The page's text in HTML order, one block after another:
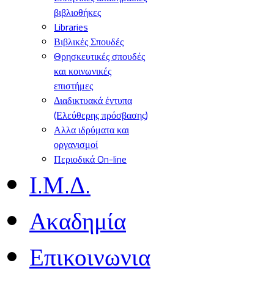
βιβλιοθήκες
Libraries
Βιβλικές Σπουδές
Θρησκευτικές σπουδές
και κοινωνικές
επιστήμες
Διαδικτυακά έντυπα
(Ελεύθερης πρόσβασης)
Αλλα ιδρύματα και
οργανισμοί
Περιοδικά On-line
Ι.Μ.Δ.
Ακαδημία
Επικοινωνια